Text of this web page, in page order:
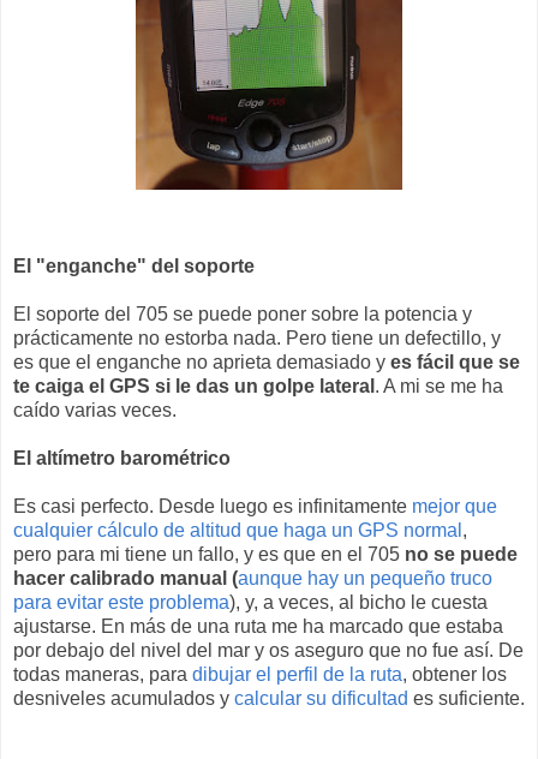
El "enganche" del soporte
El soporte del 705 se puede poner sobre la potencia y
prácticamente no estorba nada. Pero tiene un defectillo, y
es que el enganche no aprieta demasiado y es fácil que se
te caiga el GPS si le das un golpe lateral . A mi se me ha
caído varias veces.
El altímetro barométrico
Es casi perfecto. Desde luego es infinitamente mejor que
cualquier cálculo de altitud que haga un GPS normal ,
pero para mi tiene un fallo, y es que en el 705 no se puede
hacer calibrado manual (aunque hay un pequeño truco
para evitar este problema), y, a veces, al bicho le cuesta
ajustarse. En más de una ruta me ha marcado que estaba
por debajo del nivel del mar y os aseguro que no fue así. De
todas maneras, para dibujar el perfil de la ruta, obtener los
desniveles acumulados y calcular su dificultad es suficiente.